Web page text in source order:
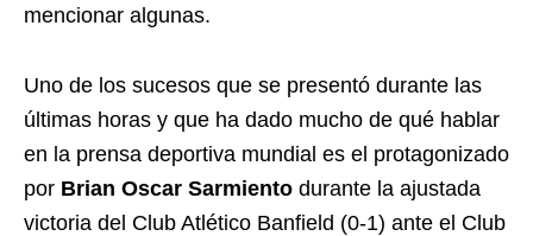
mencionar algunas.
Uno de los sucesos que se presentó durante las
últimas horas y que ha dado mucho de qué hablar
en la prensa deportiva mundial es el protagonizado
por Brian Oscar Sarmiento durante la ajustada
victoria del Club Atlético Banfield (0-1) ante el Club